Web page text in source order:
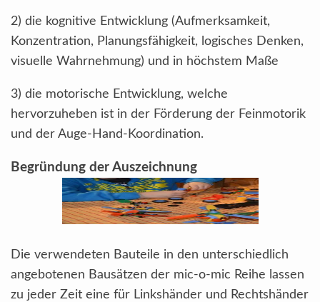
2) die kognitive Entwicklung (Aufmerksamkeit,
Konzentration, Planungsfähigkeit, logisches Denken,
visuelle Wahrnehmung) und in höchstem Maße
3) die motorische Entwicklung, welche
hervorzuheben ist in der Förderung der Feinmotorik
und der Auge-Hand-Koordination.
Begründung der Auszeichnung
Die verwendeten Bauteile in den unterschiedlich
angebotenen Bausätzen der mic-o-mic Reihe lassen
zu jeder Zeit eine für Linkshänder und Rechtshänder